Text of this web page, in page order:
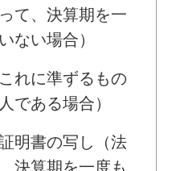
て、決算期を一
ない場合）
れに準ずるもの
である場合）
明書の写し（法
決算期を一度も